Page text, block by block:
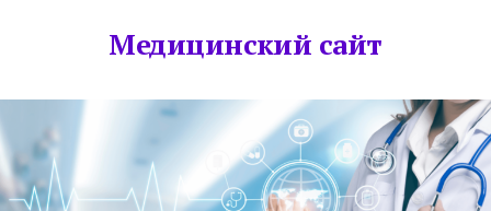
Медицинский сайт